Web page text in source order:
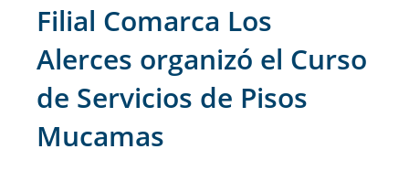
Filial Comarca Los
Alerces organizó el Curso
de Servicios de Pisos
Mucamas